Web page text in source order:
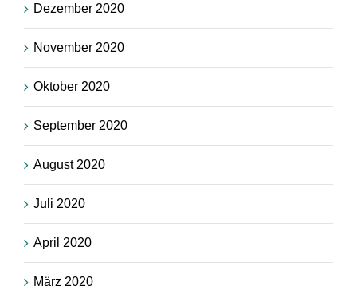
Dezember 2020
November 2020
Oktober 2020
September 2020
August 2020
Juli 2020
April 2020
März 2020